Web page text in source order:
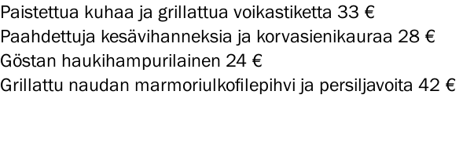
Paistettua kuhaa ja grillattua voikastiketta 33 €
Paahdettuja kesävihanneksia ja korvasienikauraa 28 €
Göstan haukihampurilainen 24 €
Grillattu naudan marmoriulkofilepihvi ja persiljavoita 42 €